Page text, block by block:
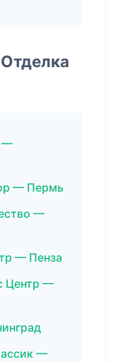
—
— Пермь
—
— Пенза
Центр —
—